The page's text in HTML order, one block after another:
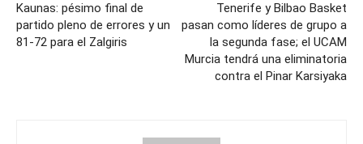
Kaunas: pésimo final de
partido pleno de errores y un
81-72 para el Zalgiris
Tenerife y Bilbao Basket
pasan como líderes de grupo a
la segunda fase; el UCAM
Murcia tendrá una eliminatoria
contra el Pinar Karsiyaka